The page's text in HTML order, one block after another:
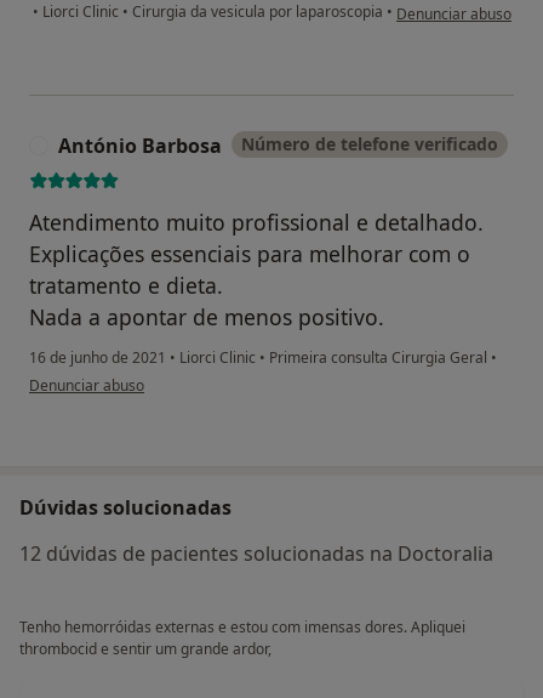
• Liorci Clinic • Cirurgia da vesicula por laparoscopia • na opinião do
Denunciar abuso
António Barbosa Número de telefone verificado
Atendimento muito profissional e detalhado.
Explicações essenciais para melhorar com o
tratamento e dieta.
Nada a apontar de menos positivo.
16 de junho de 2021 • Liorci Clinic • Primeira consulta Cirurgia Geral •
na opinião do utilizador António Barbosa
Denunciar abuso
Dúvidas solucionadas
12 dúvidas de pacientes solucionadas na Doctoralia
Tenho hemorróidas externas e estou com imensas dores. Apliquei
thrombocid e sentir um grande ardor,